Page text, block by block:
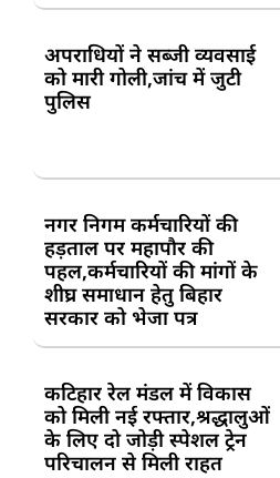
अपराधियों ने सब्जी व्यवसाई
को मारी गोली,जांच में जुटी
पुलिस
नगर निगम कर्मचारियों की
हड़ताल पर महापौर की
पहल,कर्मचारियों की मांगों के
शीघ्र समाधान हेतु बिहार
सरकार को भेजा पत्र
कटिहार रेल मंडल में विकास
को मिली नई रफ्तार,श्रद्धालुओं
के लिए दो जोड़ी स्पेशल ट्रेन
परिचालन से मिली राहत